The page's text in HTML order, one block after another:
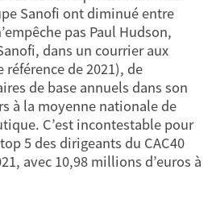
Sanofi ont diminué entre
pas Paul Hudson,
dans un courrier aux
de 2021), de
de base annuels dans son
à la moyenne nationale de
C’est incontestable pour
5 des dirigeants du CAC40
avec 10,98 millions d’euros à